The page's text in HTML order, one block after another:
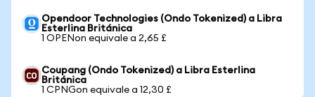
Opendoor Technologies (Ondo Tokenized) a Libra
Esterlina Británica
1 OPENon equivale a 2,65 £
Coupang (Ondo Tokenized) a Libra Esterlina
Británica
1 CPNGon equivale a 12,30 £